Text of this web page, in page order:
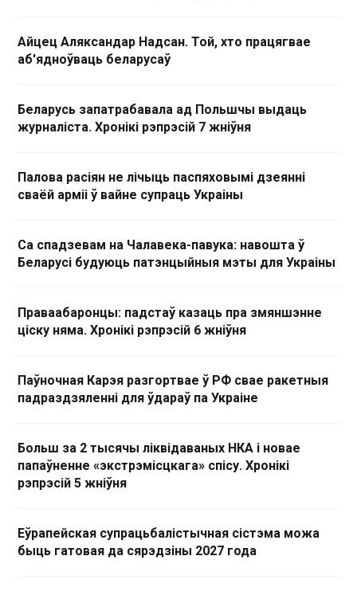
Айцец Аляксандар Надсан. Той, хто працягвае
аб'ядноўваць беларусаў
Беларусь запатрабавала ад Польшчы выдаць
журналіста. Хронікі рэпрэсій 7 жніўня
Палова расіян не лічыць паспяховымі дзеянні
сваёй арміі ў вайне супраць Украіны
Са спадзевам на Чалавека-павука: навошта ў
Беларусі будуюць патэнцыйныя мэты для Украіны
Праваабаронцы: падстаў казаць пра змяншэнне
ціску няма. Хронікі рэпрэсій 6 жніўня
Паўночная Карэя разгортвае ў РФ свае ракетныя
падраздзяленні для ўдараў па Украіне
Больш за 2 тысячы ліквідаваных НКА і новае
папаўненне «экстрэмісцкага» спісу. Хронікі
рэпрэсій 5 жніўня
Еўрапейская супрацьбалістычная сістэма можа
быць гатовая да сярэдзіны 2027 года